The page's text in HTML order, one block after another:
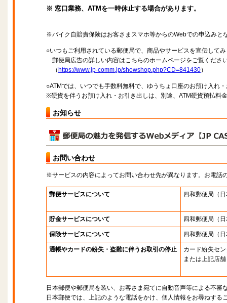
※ 窓口業務、ATMを一時休止する場合があります。
※バイク自賠責保険はお客さまスマホ等からのWebでの申込みと
○いつもご利用されている郵便局で、商品やサービスを宣伝して
郵便局広告の詳しい内容はこちらのホームページをご覧くださ
（ https://www.jp-comm.jp/showshop.php?CD=841430）
○ATMでは、いつでも手数料無料で、ゆうちょ口座のお預け入れ
※硬貨を伴うお預け入れ・お引き出しは、別途、ATM硬貨預払料
お知らせ
お問い合わせ
※サービスの内容によってお問い合わせ先が異なります。お電話
郵便サービスについて 四和郵便局 （
貯金サービスについて 四和郵便局 （
保険サービスについて 四和郵便局 （
通帳やカードの紛失・盗難に伴うお取引の停止
カード紛失セ
または上記店舗
日本郵便や郵便局を装い、お客さま宛てに自動音声等による不審
日本郵便では、上記のような電話をかけ、個人情報をお尋ねする